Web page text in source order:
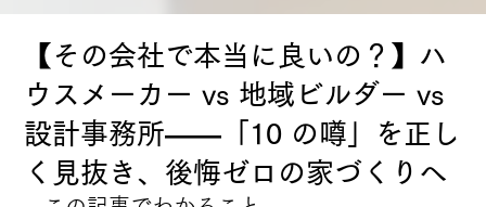
【その会社で本当に良いの？】ハ
ウスメーカー vs 地域ビルダー vs
設計事務所――「10 の噂」を正し
く見抜き、後悔ゼロの家づくりへ